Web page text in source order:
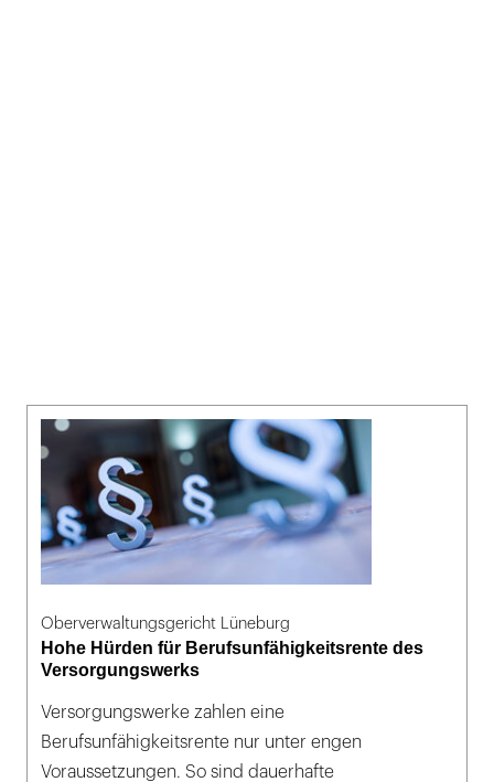
Oberverwaltungsgericht Lüneburg
Hohe Hürden für Berufsunfähigkeitsrente des
Versorgungswerks
Versorgungswerke zahlen eine
Berufsunfähigkeitsrente nur unter engen
Voraussetzungen. So sind dauerhafte